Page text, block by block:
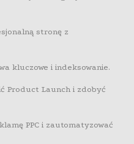
stronę z
kluczowe i indeksowanie.
Product Launch i zdobyć
PPC i zautomatyzować